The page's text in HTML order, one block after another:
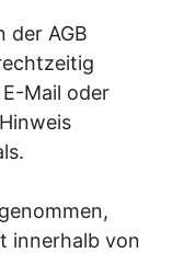
der AGB
Mail oder
innerhalb von